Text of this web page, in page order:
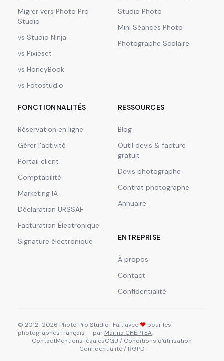
Migrer vers Photo Pro
Studio
vs Studio Ninja
vs Pixieset
vs HoneyBook
vs Fotostudio
Studio Photo
Mini Séances Photo
Photographe Scolaire
FONCTIONNALITÉS
Réservation en ligne
Gérer l'activité
Portail client
Comptabilité
Marketing IA
Déclaration URSSAF
Facturation Électronique
Signature électronique
RESSOURCES
Blog
Outil devis & facture
gratuit
Devis photographe
Contrat photographe
Annuaire
ENTREPRISE
À propos
Contact
Confidentialité
© 2012–2026 Photo Pro Studio · Fait avec ❤ pour les
photographes français — par Marina CHEPTEA.
ContactMentions légalesCGU / Conditions d'utilisation
Confidentialité / RGPD